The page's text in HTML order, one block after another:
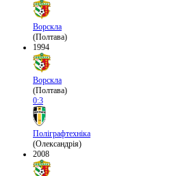
Ворскла
(Полтава)
1994
Ворскла
(Полтава)
0:3
Поліграфтехніка
(Олександрія)
2008